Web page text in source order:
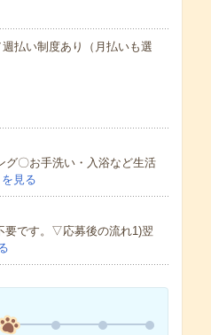
払い制度あり（月払いも選
〇お手洗い・入浴など生活
見る
です。▽応募後の流れ1)翌